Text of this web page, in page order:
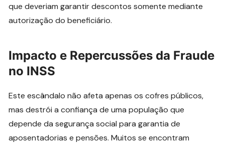
que deveriam garantir descontos somente mediante
autorização do beneficiário.
Impacto e Repercussões da Fraude
no INSS
Este escândalo não afeta apenas os cofres públicos,
mas destrói a confiança de uma população que
depende da segurança social para garantia de
aposentadorias e pensões. Muitos se encontram